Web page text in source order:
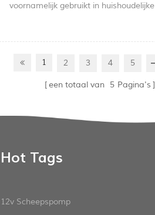
voornamelijk gebruikt in huishoudelijke
1 2 3 4 5
een totaal van 5 Pagina's
Hot Tags
12v Scheepspomp